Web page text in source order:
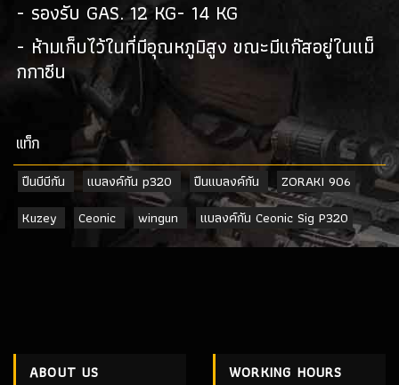
- รองรับ GAS. 12 KG- 14 KG
- ห้ามเก็บไว้ในที่มีอุณหภูมิสูง ขณะมีแก๊สอยู่ในแม็
กกาซีน
เเท็ก
ปืนบีบีกัน แบลงค์กัน p320 ปืนแบลงค์กัน
ZORAKI 906
Kuzey
Ceonic wingun แบลงค์กัน Ceonic Sig P320
ABOUT US WORKING HOURS